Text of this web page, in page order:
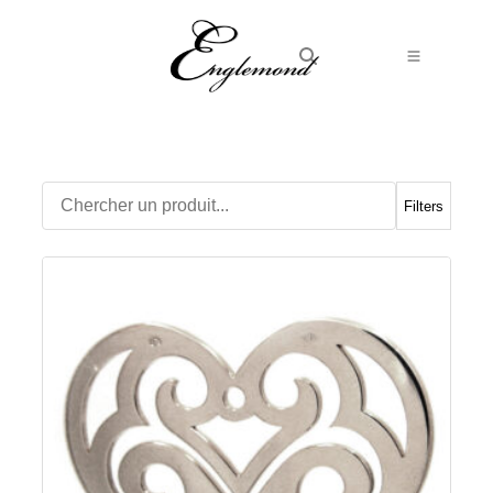
Boucles d’Oreilles
Boutons de manchette
Colliers
Médailles
Pendentifs
Adamas
Filters